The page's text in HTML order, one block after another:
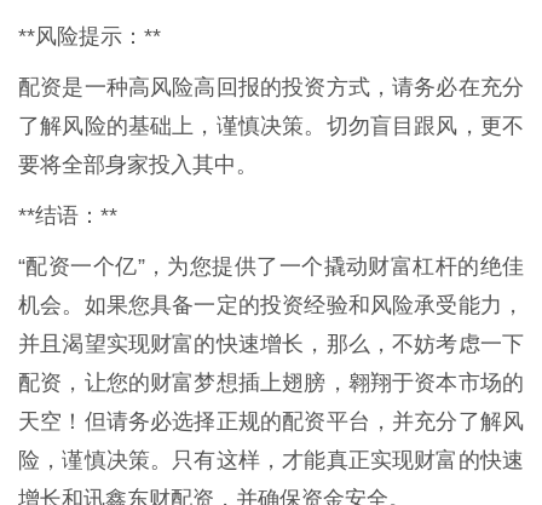
**风险提示：**
配资是一种高风险高回报的投资方式，请务必在充分
了解风险的基础上，谨慎决策。切勿盲目跟风，更不
要将全部身家投入其中。
**结语：**
“配资一个亿”，为您提供了一个撬动财富杠杆的绝佳
机会。如果您具备一定的投资经验和风险承受能力，
并且渴望实现财富的快速增长，那么，不妨考虑一下
配资，让您的财富梦想插上翅膀，翱翔于资本市场的
天空！但请务必选择正规的配资平台，并充分了解风
险，谨慎决策。只有这样，才能真正实现财富的快速
增长和讯鑫东财配资，并确保资金安全。